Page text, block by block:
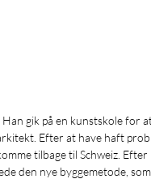
gik på en kunstskole for
Efter at have haft
tilbage til Schweiz.
den nye byggemetode, som